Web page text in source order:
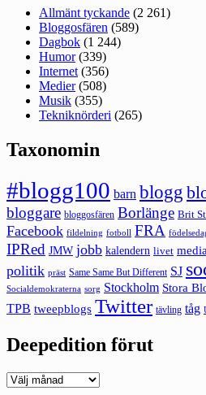
Allmänt tyckande (2 261)
Bloggosfären (589)
Dagbok (1 244)
Humor(339)
Internet (356)
Medier(508)
Musik (355)
Tekniknörderi (265)
Taxonomin
#blogg100 barn blogg
bloggare bloggosfären Borlänge Brit
Facebook fildelning fotboll FRA
IPRed JMW jobb kalendern livet media
politik präst Same Same But Different SJ
Socialdemokraterna sorg Stockholm Stora
TPB tweepblogs Twitter tävling tåg
Deepedition förut
Deepedition